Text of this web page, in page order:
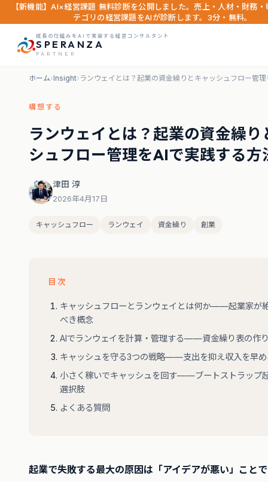
【新機能】AI×経営課題 無料診断を公開しました。売上・人材・財務
テゴリの経営課題をAIが診断します。3分・無料。
成長の仕組みをAIで実装する経営コンサルタント
SPERANZA
PARTNER
ホーム›Insight› ランウェイとは？起業の資金繰りとキャッシュフロー管
構想する
ランウェイとは？起業の資金繰り
シュフロー管理をAIで実践する方
津田 淳
2026年4月17日
キャッシュフロー ランウェイ 資金繰り 創業
目次
キャッシュフローとランウェイとは何か——起業家が
べき概念
AIでランウェイを計算・管理する——資金繰り表の作
キャッシュを守る3つの戦略——支出を抑え収入を早
小さく稼いでキャッシュを回す——ブートストラップ
選択肢
よくある質問
起業で失敗する最大の原因は「アイデアが悪い」こと